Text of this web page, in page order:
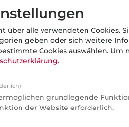
werden.
über alle verwendeten Cookies.
geben oder sich weitere
Cookies auswählen. Um
.
ermöglichen grundlegende
der Website erforderlich.